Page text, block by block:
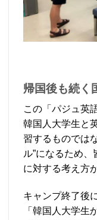
帰国後も続く
この「パジュ英
韓国人大学生と
習するものでは
ル”になるため
に対する考え方
キャンプ終了後
「韓国人大学生